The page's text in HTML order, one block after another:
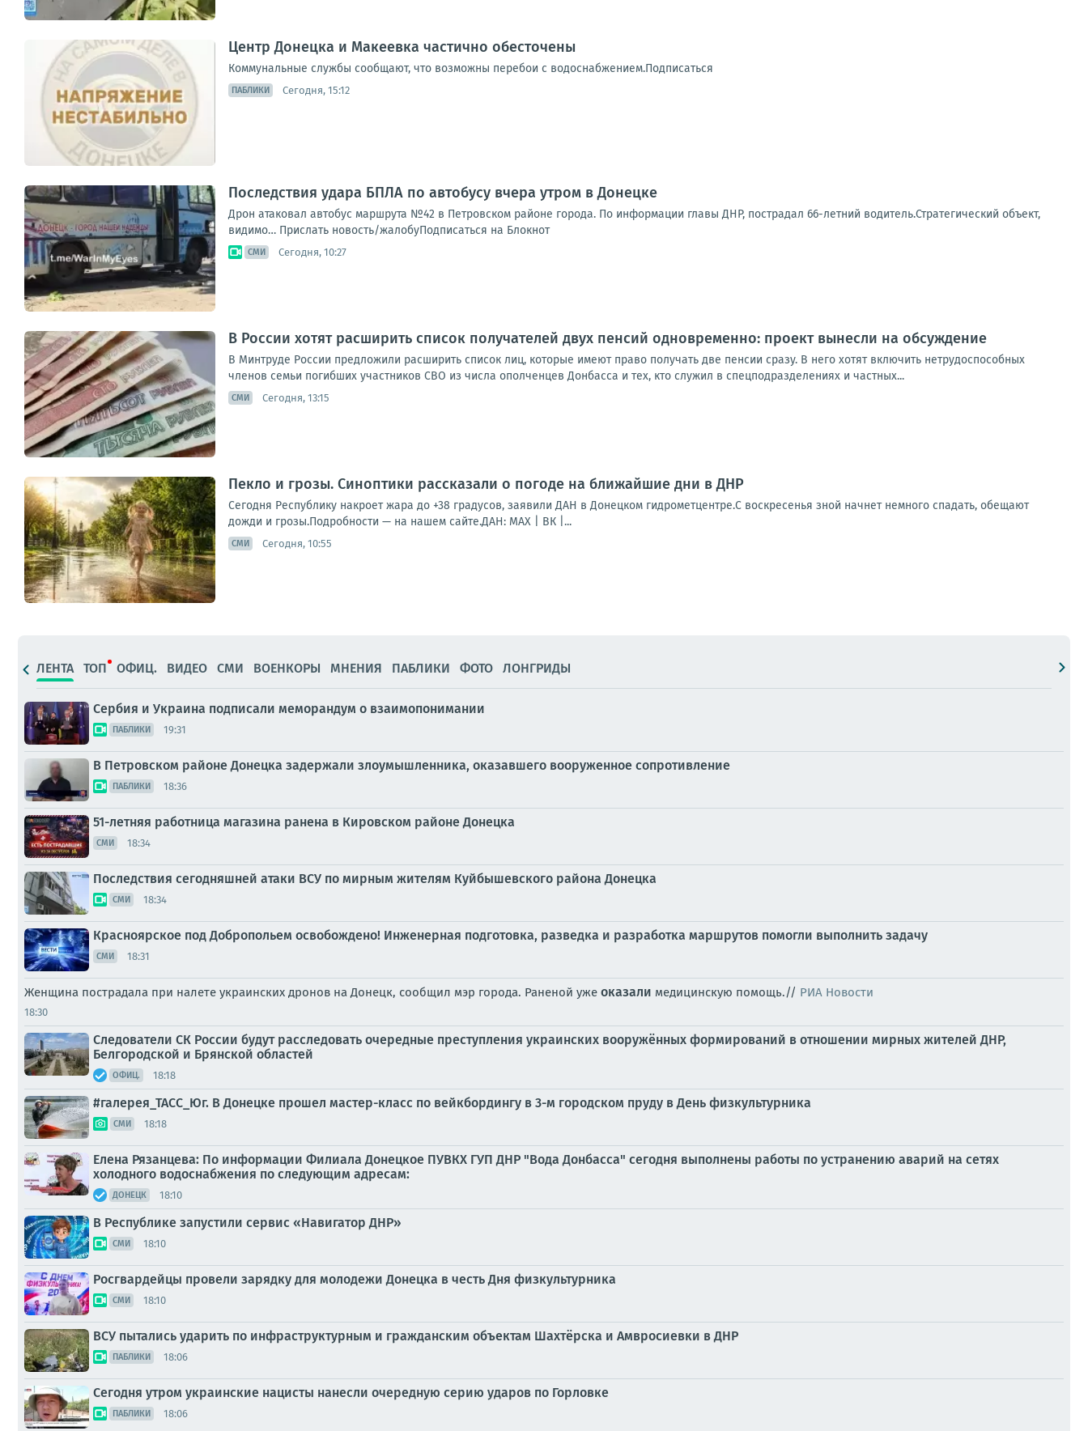
Центр Донецка и Макеевка частично обесточены
Коммунальные службы сообщают, что возможны перебои с водоснабжением.Подписаться
ПАБЛИКИ Сегодня, 15:12
Последствия удара БПЛА по автобусу вчера утром в Донецке
Дрон атаковал автобус маршрута №42 в Петровском районе города. По информации главы ДНР, пострадал 66-летний водитель.Стратегический объект,
видимо… Прислать новость/жалобуПодписаться на Блокнот
СМИ Сегодня, 10:27
В России хотят расширить список получателей двух пенсий одновременно: проект вынесли на обсуждение
В Минтруде России предложили расширить список лиц, которые имеют право получать две пенсии сразу. В него хотят включить нетрудоспособных
членов семьи погибших участников СВО из числа ополченцев Донбасса и тех, кто служил в спецподразделениях и частных...
СМИ Сегодня, 13:15
Пекло и грозы. Синоптики рассказали о погоде на ближайшие дни в ДНР
Сегодня Республику накроет жара до +38 градусов, заявили ДАН в Донецком гидрометцентре.С воскресенья зной начнет немного спадать, обещают
дожди и грозы.Подробности — на нашем сайте.ДАН: MAX | ВК |...
СМИ Сегодня, 10:55
ЛЕНТА ТОП ОФИЦ. ВИДЕО СМИ ВОЕНКОРЫ МНЕНИЯ ПАБЛИКИ ФОТО ЛОНГРИДЫ
Сербия и Украина подписали меморандум о взаимопонимании
ПАБЛИКИ 19:31
В Петровском районе Донецка задержали злоумышленника, оказавшего вооруженное сопротивление
ПАБЛИКИ 18:36
51-летняя работница магазина ранена в Кировском районе Донецка
СМИ 18:34
Последствия сегодняшней атаки ВСУ по мирным жителям Куйбышевского района Донецка
СМИ 18:34
Красноярское под Добропольем освобождено! Инженерная подготовка, разведка и разработка маршрутов помогли выполнить задачу
СМИ 18:31
Женщина пострадала при налете украинских дронов на Донецк, сообщил мэр города. Раненой уже оказали медицинскую помощь.// РИА Новости
18:30
Следователи СК России будут расследовать очередные преступления украинских вооружённых формирований в отношении мирных жителей ДНР,
Белгородской и Брянской областей
ОФИЦ. 18:18
#галерея_ТАСС_Юг. В Донецке прошел мастер-класс по вейкбордингу в 3-м городском пруду в День физкультурника
СМИ 18:18
Елена Рязанцева: По информации Филиала Донецкое ПУВКХ ГУП ДНР "Вода Донбасса" сегодня выполнены работы по устранению аварий на сетях
холодного водоснабжения по следующим адресам:
ДОНЕЦК 18:10
В Республике запустили сервис «Навигатор ДНР»
СМИ 18:10
Росгвардейцы провели зарядку для молодежи Донецка в честь Дня физкультурника
СМИ 18:10
ВСУ пытались ударить по инфраструктурным и гражданским объектам Шахтёрска и Амвросиевки в ДНР
ПАБЛИКИ 18:06
Сегодня утром украинские нацисты нанесли очередную серию ударов по Горловке
ПАБЛИКИ 18:06